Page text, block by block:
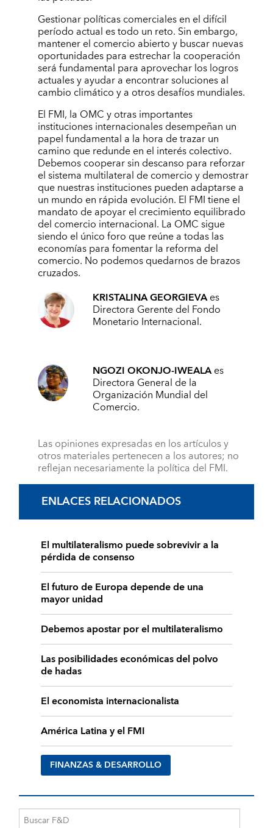
Gestionar políticas comerciales en el difícil
período actual es todo un reto. Sin embargo,
mantener el comercio abierto y buscar nuevas
oportunidades para estrechar la cooperación
será fundamental para aprovechar los logros
actuales y ayudar a encontrar soluciones al
cambio climático y a otros desafíos mundiales.
El FMI, la OMC y otras importantes
instituciones internacionales desempeñan un
papel fundamental a la hora de trazar un
camino que redunde en el interés colectivo.
Debemos cooperar sin descanso para reforzar
el sistema multilateral de comercio y demostrar
que nuestras instituciones pueden adaptarse a
un mundo en rápida evolución. El FMI tiene el
mandato de apoyar el crecimiento equilibrado
del comercio internacional. La OMC sigue
siendo el único foro que reúne a todas las
economías para fomentar la reforma del
comercio. No podemos quedarnos de brazos
cruzados.
KRISTALINA GEORGIEVAes
Directora Gerente del Fondo
Monetario Internacional.
NGOZI OKONJO‑IWEALAes
Directora General de la
Organización Mundial del
Comercio.
Las opiniones expresadas en los artículos y
otros materiales pertenecen a los autores; no
reflejan necesariamente la política del FMI.
ENLACES RELACIONADOS
El multilateralismo puede sobrevivir a la
pérdida de consenso
El futuro de Europa depende de una
mayor unidad
Debemos apostar por el multilateralismo
Las posibilidades económicas del polvo
de hadas
El economista internacionalista
América Latina y el FMI
FINANZAS & DESARROLLO